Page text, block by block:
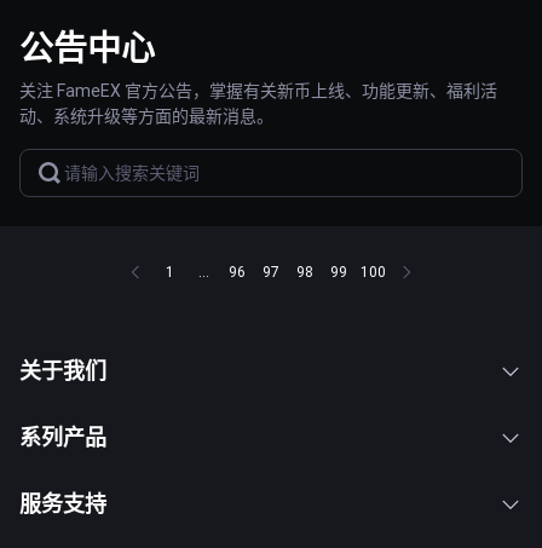
公告中心
关注 FameEX 官方公告，掌握有关新币上线、功能更新、福利活
动、系统升级等方面的最新消息。
1 ... 96 97 98 99 100
关于我们
系列产品
服务支持